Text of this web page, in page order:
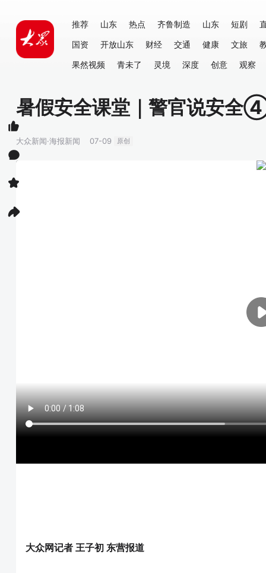
推荐 山东 热点 齐鲁制造 山东 短剧
国资
开放山东 财经 交通 健康 文旅
果然视频
青未了 灵境 深度 创意 观察
暑假安全课堂｜警官说安全
大众新闻·海报新闻 07-09 原创
大众网记者 王子初 东营报道